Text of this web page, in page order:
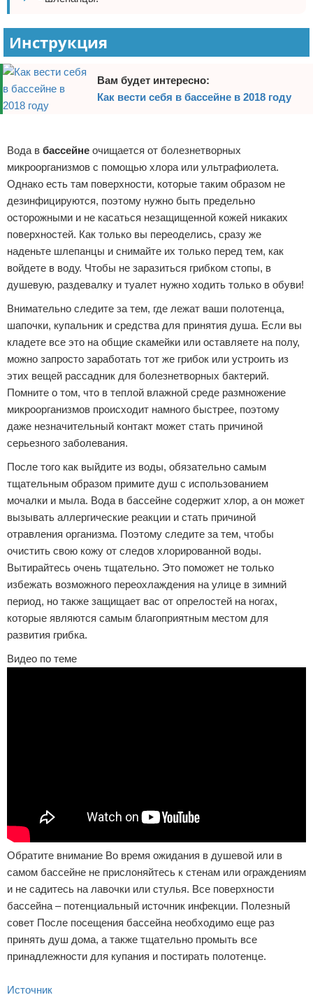
Детский спорт
Зимние виды спорта
Тренировки дома
Инструкция
Вам будет интересно:
Как вести себя в бассейне в 2018 году
Вода в бассейне очищается от болезнетворных
микроорганизмов с помощью хлора или ультрафиолета.
Однако есть там поверхности, которые таким образом не
дезинфицируются, поэтому нужно быть предельно
осторожными и не касаться незащищенной кожей никаких
поверхностей. Как только вы переоделись, сразу же
наденьте шлепанцы и снимайте их только перед тем, как
войдете в воду. Чтобы не заразиться грибком стопы, в
душевую, раздевалку и туалет нужно ходить только в обуви!
Внимательно следите за тем, где лежат ваши полотенца,
шапочки, купальник и средства для принятия душа. Если вы
кладете все это на общие скамейки или оставляете на полу,
можно запросто заработать тот же грибок или устроить из
этих вещей рассадник для болезнетворных бактерий.
Помните о том, что в теплой влажной среде размножение
микроорганизмов происходит намного быстрее, поэтому
даже незначительный контакт может стать причиной
серьезного заболевания.
После того как выйдите из воды, обязательно самым
тщательным образом примите душ с использованием
мочалки и мыла. Вода в бассейне содержит хлор, а он может
вызывать аллергические реакции и стать причиной
отравления организма. Поэтому следите за тем, чтобы
очистить свою кожу от следов хлорированной воды.
Вытирайтесь очень тщательно. Это поможет не только
избежать возможного переохлаждения на улице в зимний
период, но также защищает вас от опрелостей на ногах,
которые являются самым благоприятным местом для
развития грибка.
Видео по теме
Обратите внимание Во время ожидания в душевой или в
самом бассейне не прислоняйтесь к стенам или ограждениям
и не садитесь на лавочки или стулья. Все поверхности
бассейна – потенциальный источник инфекции. Полезный
совет После посещения бассейна необходимо еще раз
принять душ дома, а также тщательно промыть все
принадлежности для купания и постирать полотенце.
Источник